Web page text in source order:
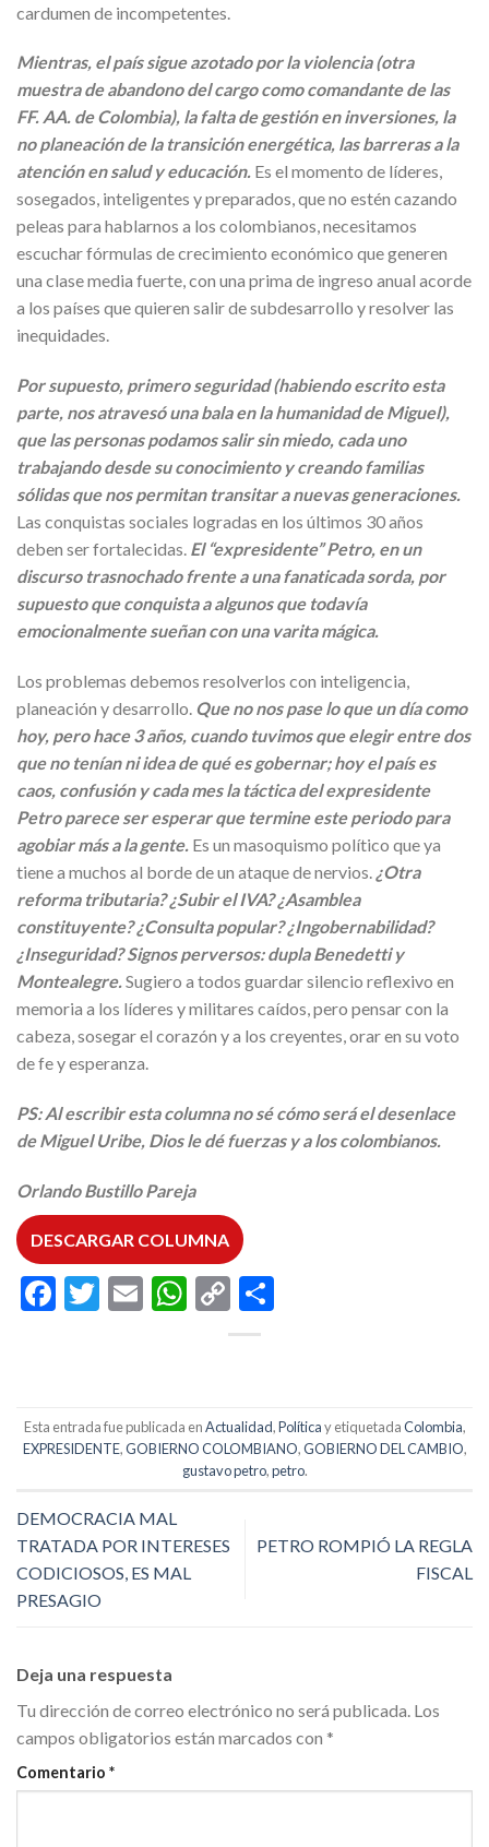
cardumen de incompetentes.
Mientras, el país sigue azotado por la violencia (otra
muestra de abandono del cargo como comandante de las
FF. AA. de Colombia), la falta de gestión en inversiones, la
no planeación de la transición energética, las barreras a la
atención en salud y educación. Es el momento de líderes,
sosegados, inteligentes y preparados, que no estén cazando
peleas para hablarnos a los colombianos, necesitamos
escuchar fórmulas de crecimiento económico que generen
una clase media fuerte, con una prima de ingreso anual acorde
a los países que quieren salir de subdesarrollo y resolver las
inequidades.
Por supuesto, primero seguridad (habiendo escrito esta
parte, nos atravesó una bala en la humanidad de Miguel),
que las personas podamos salir sin miedo, cada uno
trabajando desde su conocimiento y creando familias
sólidas que nos permitan transitar a nuevas generaciones.
Las conquistas sociales logradas en los últimos 30 años
deben ser fortalecidas. El “expresidente” Petro, en un
discurso trasnochado frente a una fanaticada sorda, por
supuesto que conquista a algunos que todavía
emocionalmente sueñan con una varita mágica.
Los problemas debemos resolverlos con inteligencia,
planeación y desarrollo. Que no nos pase lo que un día como
hoy, pero hace 3 años, cuando tuvimos que elegir entre dos
que no tenían ni idea de qué es gobernar; hoy el país es
caos, confusión y cada mes la táctica del expresidente
Petro parece ser esperar que termine este periodo para
agobiar más a la gente. Es un masoquismo político que ya
tiene a muchos al borde de un ataque de nervios. ¿Otra
reforma tributaria? ¿Subir el IVA? ¿Asamblea
constituyente? ¿Consulta popular? ¿Ingobernabilidad?
¿Inseguridad? Signos perversos: dupla Benedetti y
Montealegre.Sugiero a todos guardar silencio reflexivo en
memoria a los líderes y militares caídos, pero pensar con la
cabeza, sosegar el corazón y a los creyentes, orar en su voto
de fe y esperanza.
PS: Al escribir esta columna no sé cómo será el desenlace
de Miguel Uribe, Dios le dé fuerzas y a los colombianos.
Orlando Bustillo Pareja
DESCARGAR COLUMNA
Facebook
Twitter
EmailWhatsApp
Copy
Link
Esta entrada fue publicada enActualidad,Políticay etiquetadaColombia,
EXPRESIDENTE,GOBIERNO COLOMBIANO,GOBIERNO DEL CAMBIO,
gustavo petro,petro.
DEMOCRACIA MAL
TRATADA POR INTERESES
CODICIOSOS, ES MAL
PRESAGIO
PETRO ROMPIÓ LA REGLA
FISCAL
Deja una respuesta
Tu dirección de correo electrónico no será publicada. Los
campos obligatorios están marcados con *
Comentario *